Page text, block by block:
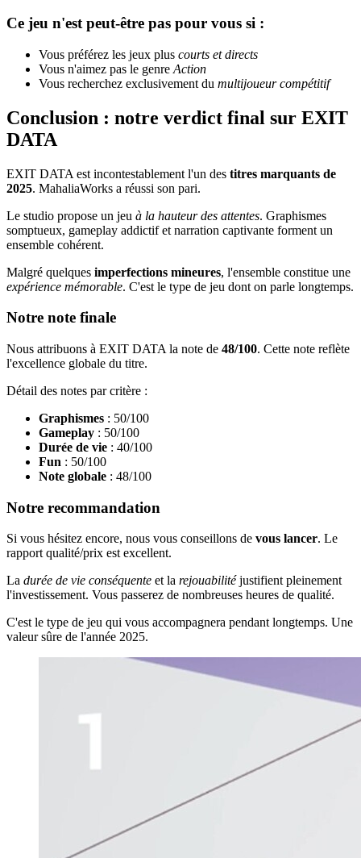
Ce jeu n'est peut-être pas pour vous si :
Vous préférez les jeux plus courts et directs
Vous n'aimez pas le genre Action
Vous recherchez exclusivement du multijoueur compétitif
Conclusion : notre verdict final sur EXIT
DATA
EXIT DATA est incontestablement l'un des titres marquants de
2025. MahaliaWorks a réussi son pari.
Le studio propose un jeu à la hauteur des attentes. Graphismes
somptueux, gameplay addictif et narration captivante forment un
ensemble cohérent.
Malgré quelques imperfections mineures, l'ensemble constitue une
expérience mémorable. C'est le type de jeu dont on parle longtemps.
Notre note finale
Nous attribuons à EXIT DATA la note de 48/100. Cette note reflète
l'excellence globale du titre.
Détail des notes par critère :
Graphismes : 50/100
Gameplay : 50/100
Durée de vie : 40/100
Fun : 50/100
Note globale : 48/100
Notre recommandation
Si vous hésitez encore, nous vous conseillons de vous lancer. Le
rapport qualité/prix est excellent.
La durée de vie conséquente et la rejouabilitéjustifient pleinement
l'investissement. Vous passerez de nombreuses heures de qualité.
C'est le type de jeu qui vous accompagnera pendant longtemps. Une
valeur sûre de l'année 2025.